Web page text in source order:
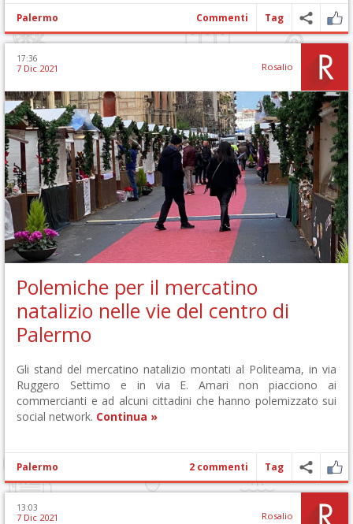
Palermo Commenti Tag
17:36
7 Dic 2021 Rosalio
Polemiche per il mercatino
natalizio nelle vie del centro di
Palermo
Gli stand del mercatino natalizio montati al Politeama, in via
Ruggero Settimo e in via E. Amari non piacciono ai
commercianti e ad alcuni cittadini che hanno polemizzato sui
social network. Continua »
Palermo 2 commenti Tag
13:03
7 Dic 2021 Rosalio